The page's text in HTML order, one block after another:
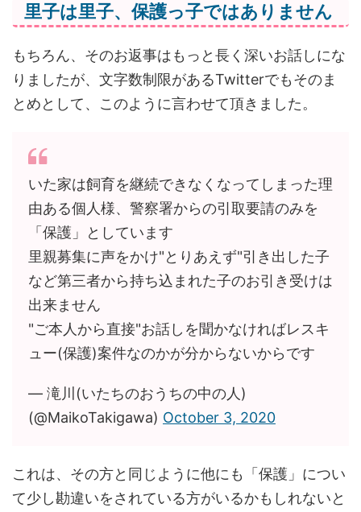
里子は里子、保護っ子ではありません
もちろん、そのお返事はもっと長く深いお話しにな
りましたが、文字数制限があるTwitterでもそのま
とめとして、このように言わせて頂きました。
いた家は飼育を継続できなくなってしまった理
由ある個人様、警察署からの引取要請のみを
「保護」としています
里親募集に声をかけ"とりあえず"引き出した子
など第三者から持ち込まれた子のお引き受けは
出来ません
"ご本人から直接"お話しを聞かなければレスキ
ュー(保護)案件なのかが分からないからです
— 滝川(いたちのおうちの中の人)
(@MaikoTakigawa) October 3, 2020
これは、その方と同じように他にも「保護」につい
て少し勘違いをされている方がいるかもしれないと